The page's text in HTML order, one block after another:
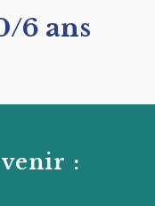
6 ans
venir :